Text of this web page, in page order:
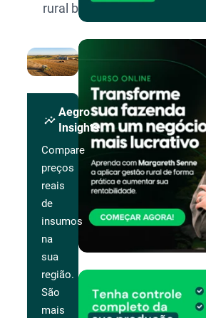
rural brasileiro.
insights
Aegro
Insights
Compare
preços
reais
de
insumos
na
sua
região.
São
mais